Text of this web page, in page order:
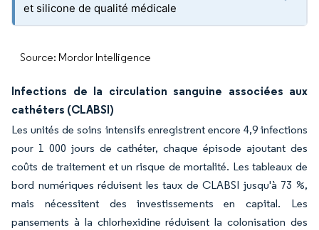
et silicone de qualité médicale
Source: Mordor Intelligence
Infections de la circulation sanguine associées aux
cathéters (CLABSI)
Les unités de soins intensifs enregistrent encore 4,9 infections
pour 1 000 jours de cathéter, chaque épisode ajoutant des
coûts de traitement et un risque de mortalité. Les tableaux de
bord numériques réduisent les taux de CLABSI jusqu'à 73 %,
mais nécessitent des investissements en capital. Les
pansements à la chlorhexidine réduisent la colonisation des